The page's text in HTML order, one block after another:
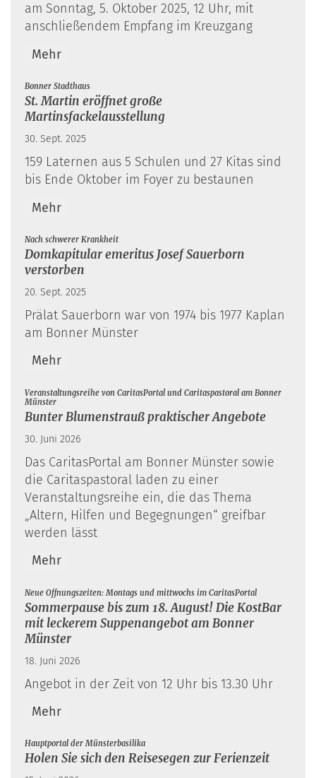
am Sonntag, 5. Oktober 2025, 12 Uhr, mit
anschließendem Empfang im Kreuzgang
Mehr
Bonner Stadthaus:
St. Martin eröffnet große
Martinsfackelausstellung
30. Sept. 2025
159 Laternen aus 5 Schulen und 27 Kitas sind
bis Ende Oktober im Foyer zu bestaunen
Mehr
Nach schwerer Krankheit:
Domkapitular emeritus Josef Sauerborn
verstorben
20. Sept. 2025
Prälat Sauerborn war von 1974 bis 1977 Kaplan
am Bonner Münster
Mehr
Veranstaltungsreihe von CaritasPortal und Caritaspastoral am Bonner
Münster:
Bunter Blumenstrauß praktischer Angebote
30. Juni 2026
Das CaritasPortal am Bonner Münster sowie
die Caritaspastoral laden zu einer
Veranstaltungsreihe ein, die das Thema
„Altern, Hilfen und Begegnungen“ greifbar
werden lässt
Mehr
Neue Öffnungszeiten: Montags und mittwochs im CaritasPortal:
Sommerpause bis zum 18. August! Die KostBar
mit leckerem Suppenangebot am Bonner
Münster
18. Juni 2026
Angebot in der Zeit von 12 Uhr bis 13.30 Uhr
Mehr
Hauptportal der Münsterbasilika:
Holen Sie sich den Reisesegen zur Ferienzeit